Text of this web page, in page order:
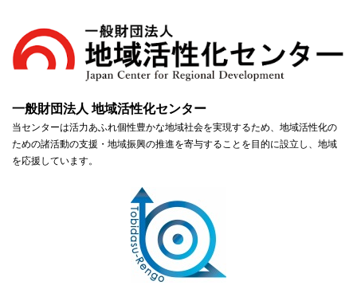
一般財団法人 地域活性化センター
当センターは活力あふれ個性豊かな地域社会を実現するため、地域活性化の
ための諸活動の支援・地域振興の推進を寄与することを目的に設立し、地域
を応援しています。